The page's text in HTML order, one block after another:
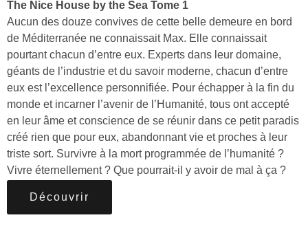
The Nice House by the Sea Tome 1
Aucun des douze convives de cette belle demeure en bord
de Méditerranée ne connaissait Max. Elle connaissait
pourtant chacun d’entre eux. Experts dans leur domaine,
géants de l’industrie et du savoir moderne, chacun d’entre
eux est l’excellence personnifiée. Pour échapper à la fin du
monde et incarner l’avenir de l’Humanité, tous ont accepté
en leur âme et conscience de se réunir dans ce petit paradis
créé rien que pour eux, abandonnant vie et proches à leur
triste sort. Survivre à la mort programmée de l’humanité ?
Vivre éternellement ? Que pourrait-il y avoir de mal à ça ?
Découvrir